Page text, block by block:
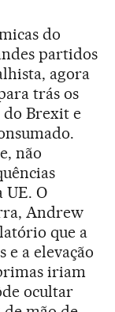
do
partidos
agora
trás os
do Brexit e
não
UE. O
Andrew
que a
e a elevação
iriam
ocultar